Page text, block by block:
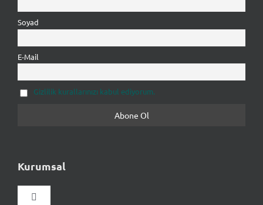
Soyad
E-Mail
Gizlilik kurallarınızı kabul ediyorum.
Kurumsal
Gezinmeyi